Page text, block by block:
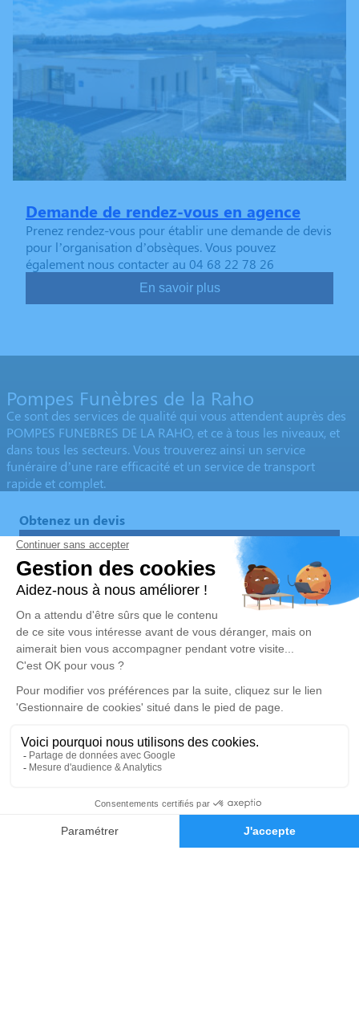
Demande de devis
Demande de rendez-vous en agence
Prenez rendez-vous pour établir une demande de devis
pour l’organisation d’obsèques. Vous pouvez
également nous contacter au 04 68 22 78 26
En savoir plus
Pompes Funèbres de la Raho
Ce sont des services de qualité qui vous attendent auprès des
POMPES FUNEBRES DE LA RAHO, et ce à tous les niveaux, et
dans tous les secteurs. Vous trouverez ainsi un service
funéraire d’une rare efficacité et un service de transport
rapide et complet.
Obtenez un devis
Devis prévoyance
Devis marbrerie
Notre agence
Pompes Funèbres de la Raho
04 22 67 53 67
contact@pompes-funebres-de-la-raho.com
21 Rue des Tamaris - 66180 - Villeneuve-de-la-Raho
5/5 - 246 avis
Nos Services
Demande de rendez-vous en